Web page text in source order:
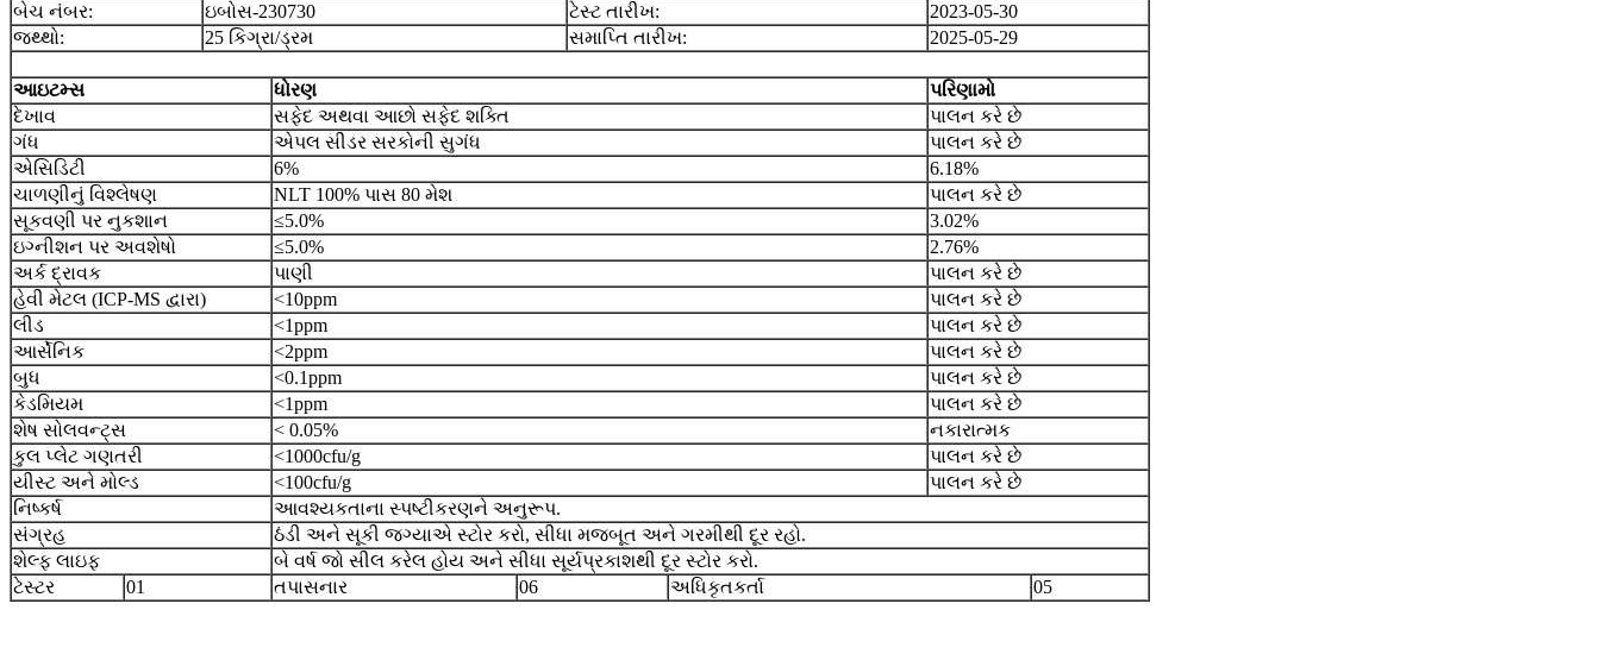
બેચ નંબર:
ઇબોસ-230730 ટેસ્ટ તારીખ:
2023-05-30
જથ્થો:
25 કિગ્રા/ડ્રમ સમાપ્તિ તારીખ: 2025-05-29
આઇટમ્સ ધોરણ
પરિણામો
દેખાવ
સફેદ અથવા આછો સફેદ શક્તિ
પાલન કરે છે
ગંધ
એપલ સીડર સરકોની સુગંધ
પાલન કરે છે
એસિડિટી
6%
6.18%
ચાળણીનું વિશ્લેષણ
NLT 100% પાસ 80 મેશ
પાલન કરે છે
સૂકવણી પર નુકશાન
≤5.0%
3.02%
ઇગ્નીશન પર અવશેષો
≤5.0%
2.76%
અર્ક દ્રાવક
પાણી
પાલન કરે છે
હેવી મેટલ (ICP-MS દ્વારા)
<10ppm
પાલન કરે છે
લીડ
<1ppm
પાલન કરે છે
આર્સેનિક
<2ppm
પાલન કરે છે
બુધ
<0.1ppm
પાલન કરે છે
કેડમિયમ
<1ppm
પાલન કરે છે
શેષ સોલવન્ટ્સ
< 0.05%
નકારાત્મક
કુલ પ્લેટ ગણતરી
<1000cfu/g
પાલન કરે છે
યીસ્ટ અને મોલ્ડ
<100cfu/g
પાલન કરે છે
નિષ્કર્ષ
આવશ્યકતાના સ્પષ્ટીકરણને અનુરૂપ.
સંગ્રહ
ઠંડી અને સૂકી જગ્યાએ સ્ટોર કરો, સીધા મજબૂત અને ગરમીથી દૂર રહો.
શેલ્ફ લાઇફ
બે વર્ષ જો સીલ કરેલ હોય અને સીધા સૂર્યપ્રકાશથી દૂર સ્ટોર કરો.
ટેસ્ટર
01 તપાસનાર 06 અધિકૃતકર્તા 05